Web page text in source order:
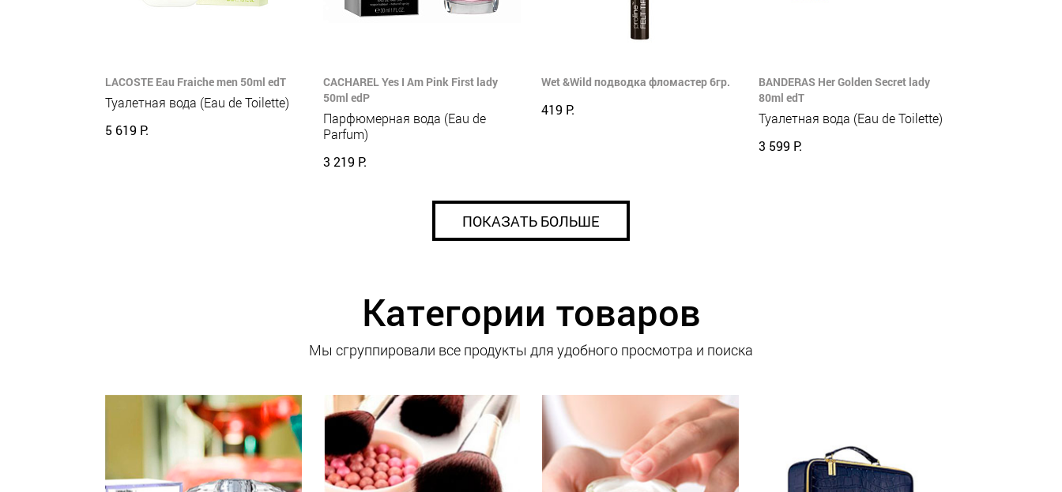
LACOSTE Eau Fraiche men 50ml edT
Туалетная вода (Eau de Toilette)
5 619 Р.
CACHAREL Yes I Am Pink First lady
50ml edP
Парфюмерная вода (Eau de
Parfum)
3 219 Р.
Wet &Wild подводка фломастер 6гр.
419 Р.
BANDERAS Her Golden Secret lady
80ml edT
Туалетная вода (Eau de Toilette)
3 599 Р.
ПОКАЗАТЬ БОЛЬШЕ
Категории товаров
Мы сгруппировали все продукты для удобного просмотра и поиска